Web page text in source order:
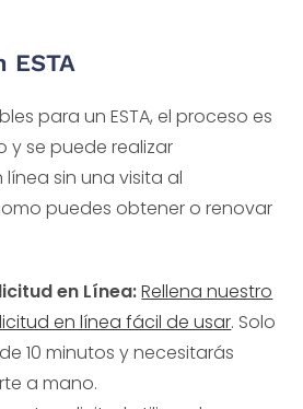
ESTA
para un ESTA, el proceso es
y se puede realizar
sin una visita al
puedes obtener o renovar
en Línea:Rellena nuestro
en línea fácil de usar. Solo
10 minutos y necesitarás
a mano.